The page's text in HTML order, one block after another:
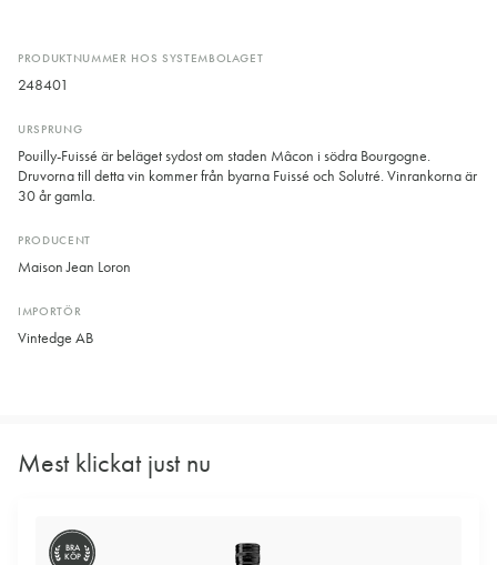
PRODUKTNUMMER HOS SYSTEMBOLAGET
248401
URSPRUNG
Pouilly-Fuissé är beläget sydost om staden Mâcon i södra Bourgogne.
Druvorna till detta vin kommer från byarna Fuissé och Solutré. Vinrankorna är
30 år gamla.
PRODUCENT
Maison Jean Loron
IMPORTÖR
Vintedge AB
Mest klickat just nu
BRA
KÖP